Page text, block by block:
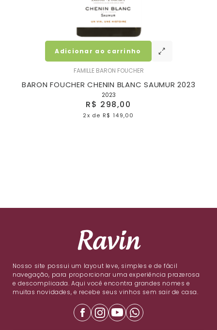
FAMILLE BARON FOUCHER
BARON FOUCHER CHENIN BLANC SAUMUR 2023
2023
R$ 298,00
2x de R$ 149,00
Adicionar ao carrinho
Nosso site possui um layout leve, simples e de fácil
navegação, para proporcionar uma experiência prazerosa
e descomplicada. Aqui você encontra grandes nomes e
muitas novidades, e recebe seus vinhos sem sair de casa.